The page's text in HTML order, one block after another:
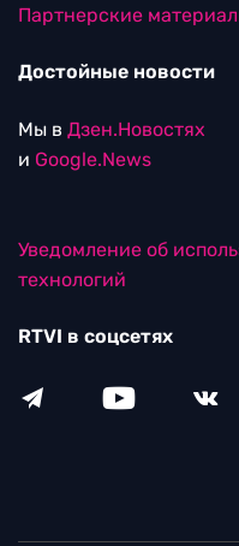
Партнерские
Достойные новости
Мы в Дзен.Новостях
и Google.News
Уведомление об
технологий
RTVI в соцсетях